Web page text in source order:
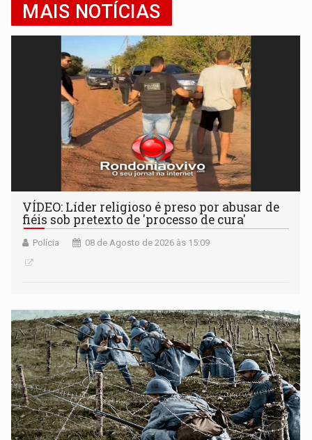
MAIS NOTÍCIAS
VÍDEO: Líder religioso é preso por abusar de
fiéis sob pretexto de 'processo de cura'
Polícia 08 de Agosto de 2026 às 15:09